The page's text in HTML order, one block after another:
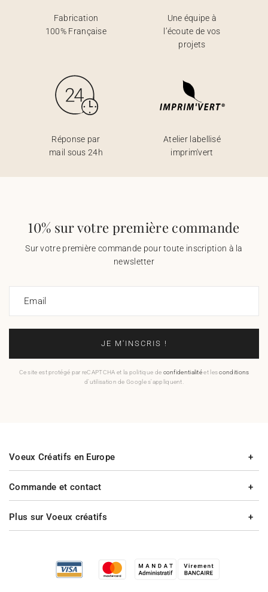
Fabrication
100% Française
Une équipe à
l’écoute de vos
projets
Réponse par
mail sous 24h
Atelier labellisé
imprim'vert
10% sur votre première commande
Sur votre première commande pour toute inscription à la
newsletter
Email
JE M'INSCRIS !
Ce site est protégé par reCAPTCHA et la politique de confidentialitéet lesconditions
d'utilisation de Google s'appliquent.
Commande et contact
Plus sur Voeux créatifs
Voeux Créatifs en Europe